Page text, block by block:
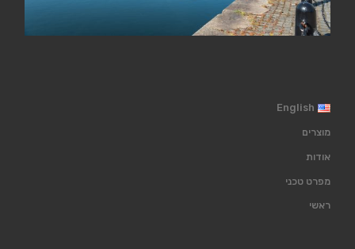
English
מוצרים
אודות
מפרט טכני
ראשי